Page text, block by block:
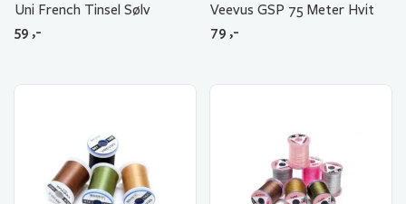
Uni French Tinsel Sølv
59 ,-
Veevus GSP 75 Meter Hvit
79 ,-